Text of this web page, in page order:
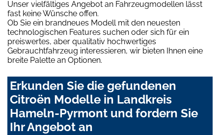
Unser vielfältiges Angebot an Fahrzeugmodellen lässt
fast keine Wünsche offen.
Ob Sie ein brandneues Modell mit den neuesten
technologischen Features suchen oder sich für ein
preiswertes, aber qualitativ hochwertiges
Gebrauchtfahrzeug interessieren, wir bieten Ihnen eine
breite Palette an Optionen.
Erkunden Sie die gefundenen
Citroën Modelle in Landkreis
Hameln-Pyrmont und fordern Sie
Ihr Angebot an